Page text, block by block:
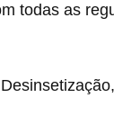
todas as